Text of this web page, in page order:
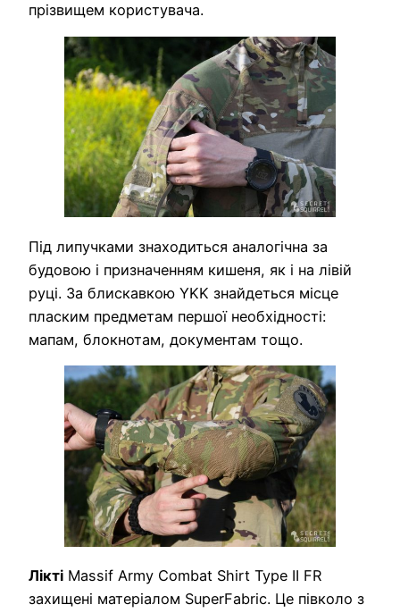
прізвищем користувача.
Під липучками знаходиться аналогічна за
будовою і призначенням кишеня, як і на лівій
руці. За блискавкою YKK знайдеться місце
пласким предметам першої необхідності:
мапам, блокнотам, документам тощо.
Лікті Massif Army Combat Shirt Type II FR
захищені матеріалом SuperFabric. Це півколо з